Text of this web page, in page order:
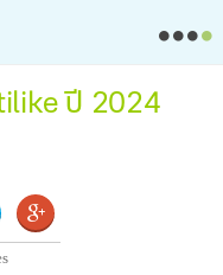
ปี 2024